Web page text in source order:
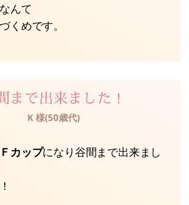
んて
くめです。
まで出来ました！
K 様(50歳代)
カップになり谷間まで出来まし